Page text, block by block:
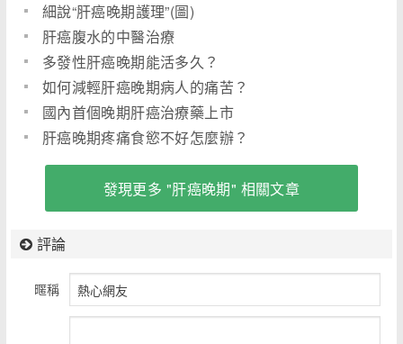
細說“肝癌晚期護理”(圖)
肝癌腹水的中醫治療
多發性肝癌晚期能活多久？
如何減輕肝癌晚期病人的痛苦？
國內首個晚期肝癌治療藥上市
肝癌晚期疼痛食慾不好怎麼辦？
發現更多 "肝癌晚期" 相關文章
評論
暱稱